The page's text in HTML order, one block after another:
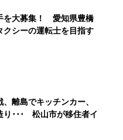
を大募集！ 愛知県豊橋
クシーの運転士を目指す
離島でキッチンカー、
り･･･ 松山市が移住者イ